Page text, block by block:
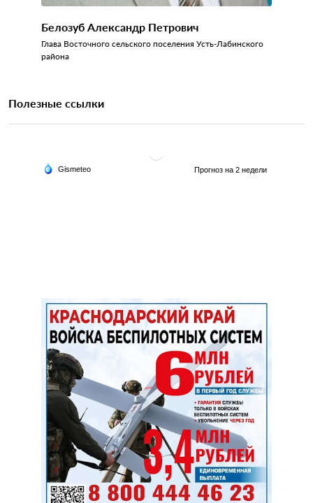
Белозуб Александр Петрович
Глава Восточного сельского поселения Усть-Лабинского
района
Полезные ссылки